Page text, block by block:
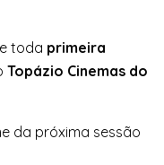
toda primeira
Topázio Cinemas do
da próxima sessão